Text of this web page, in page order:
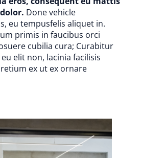
Done vehicle
eu tempusfelis aliquet in.
primis in faucibus orci
cubilia cura; Curabitur
elit non, lacinia facilisis
ex ut ex ornare